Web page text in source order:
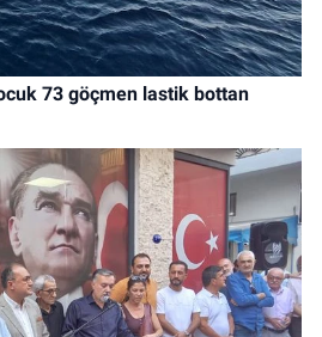
73 göçmen lastik bottan